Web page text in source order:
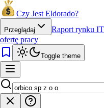
Czy Jest Eldorado?
Przeglądaj Raport rynku IT
ofertę pracy
Toggle theme